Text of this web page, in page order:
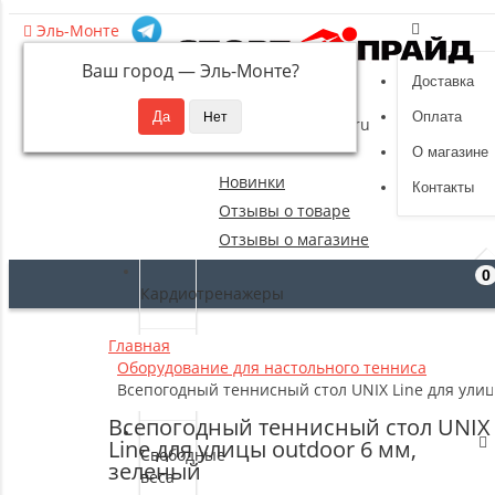
Доставка
Оплата
О магазине
Контакты
Эль-Монте
Ваш город —Эль-Монте?
8 (495) 532-94-39
sportpride@yandex.ru
Новинки
Отзывы о товаре
Отзывы о магазине
Кардиотренажеры
Силовые
тренажеры
Свободные
веса
0
Главная
Оборудование для настольного тенниса
Всепогодный теннисный стол UNIX Line для
Всепогодный теннисный стол UNIX
Line для улицы outdoor 6 мм,
зеленый